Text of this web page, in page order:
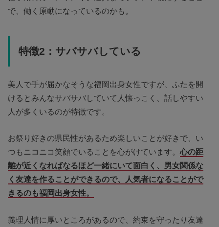
で、働く原動になっているのかも。
特徴2：サバサバしている
美人で手が届かなそうな福岡出身女性ですが、ふたを開
けるとみんなサバサバしていて人懐っこく、話しやすい
人が多くいるのが特徴です。
お祭り好きの県民性があるため楽しいことが好きで、い
つもニコニコ笑顔でいることを心がけています。心の距
離が近くなればなるほど一緒にいて面白く、男女関係な
く友達を作ることができるので、人気者になることがで
きるのも福岡出身女性。
義理人情に厚いところがあるので、約束を守ったり友達